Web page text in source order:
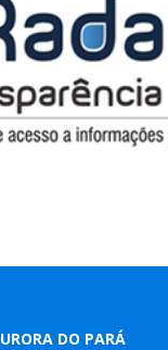
DO PARÁ